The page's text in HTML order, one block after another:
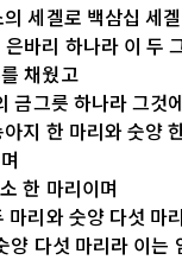
세겔로 백삼십 세
바리 하나라 이 두
채웠고
금그릇 하나라 그것
지 한 마리와 숫양
한 마리이며
마리와 숫양 다섯 마
양 다섯 마리라 이는